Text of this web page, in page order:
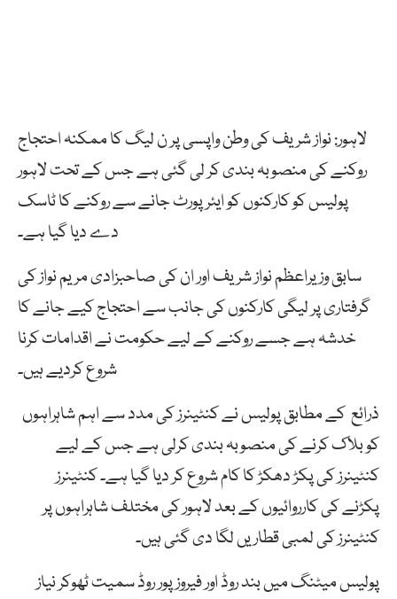
لاہور: نواز شریف کی وطن واپسی پر ن لیگ کا ممکنہ احتجاج
روکنے کی منصوبہ بندی کر لی گئی ہے جس کے تحت لاہور
پولیس کو کارکنوں کو ایئرپورٹ جانے سے روکنے کا ٹاسک
دے دیا گیا ہے۔
سابق وزیراعظم نواز شریف اور ان کی صاحبزادی مریم نواز کی
گرفتاری پر لیگی کارکنوں کی جانب سے احتجاج کیے جانے کا
خدشہ ہے جسے روکنے کے لیے حکومت نے اقدامات کرنا
شروع کردیے ہیں۔
ذرائع کے مطابق پولیس نے کنٹینرز کی مدد سے اہم شاہراہوں
کو بلاک کرنے کی منصوبہ بندی کرلی ہے جس کے لیے
کنٹینرز کی پکڑ دھکڑ کا کام شروع کر دیا گیا ہے۔ کنٹینرز
پکڑنے کی کارروائیوں کے بعد لاہور کی مختلف شاہراہوں پر
کنٹینرز کی لمبی قطاریں لگا دی گئی ہیں۔
پولیس میٹنگ میں بند روڈ اور فیروز پور روڈ سمیت ٹھوکر نیاز